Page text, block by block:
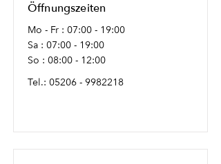
Öffnungszeiten
Mo - Fr : 07:00 - 19:00
Sa : 07:00 - 19:00
So : 08:00 - 12:00
Tel.: 05206 - 9982218